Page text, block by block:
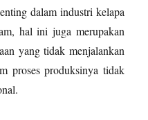
dalam industri kelapa
hal ini juga merupakan
yang tidak menjalankan
proses produksinya tidak